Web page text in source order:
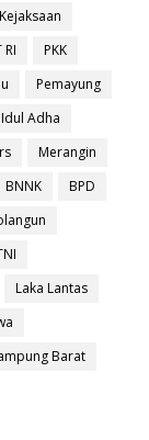
Kejaksaan
RI
PKK
Pemayung
Idul Adha
Merangin
BNNK
BPD
Laka Lantas
Barat